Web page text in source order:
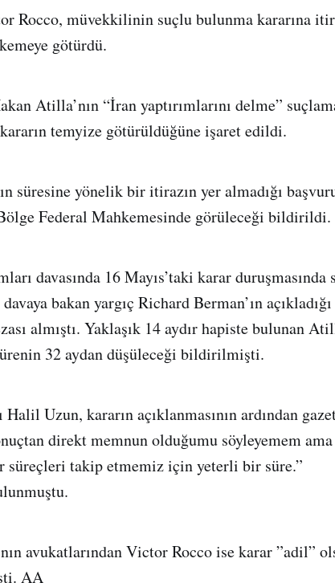
Rocco, müvekkilinin suçlu bulunma kararına
götürdü.
Atilla’nın “İran yaptırımlarını delme”
temyize götürüldüğüne işaret edildi.
süresine yönelik bir itirazın yer almadığı
Federal Mahkemesinde görüleceği bildirildi.
davasında 16 Mayıs’taki karar
bakan yargıç Richard Berman’ın
almıştı. Yaklaşık 14 aydır hapiste bulunan
32 aydan düşüleceği bildirilmişti.
Uzun, kararın açıklanmasının ardından
direkt memnun olduğumu söyleyemem
takip etmemiz için yeterli bir süre.”
avukatlarından Victor Rocco ise karar ”adil”
AA